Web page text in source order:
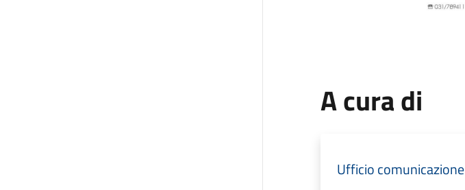
A cura di
Ufficio comunicazione